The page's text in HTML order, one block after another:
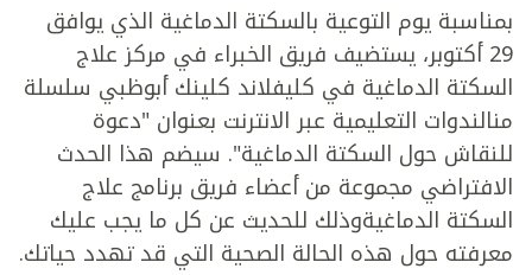
بمناسبة يوم التوعية بالسكتة الدماغية الذي يوافق
29 أكتوبر، يستضيف فريق الخبراء في مركز علاج
السكتة الدماغية في كليفلاند كلينك أبوظبي سلسلة
منالندوات التعليمية عبر الانترنت بعنوان "دعوة
للنقاش حول السكتة الدماغية". سيضم هذا الحدث
الافتراضي مجموعة من أعضاء فريق برنامج علاج
السكتة الدماغيةوذلك للحديث عن كل ما يجب عليك
معرفته حول هذه الحالة الصحية التي قد تهدد حياتك.